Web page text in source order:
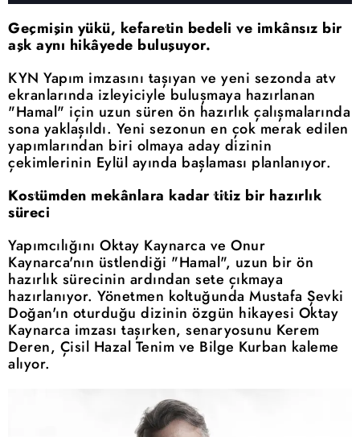
Geçmişin yükü, kefaretin bedeli ve imkânsız bir
aşk aynı hikâyede buluşuyor.
KYN Yapım imzasını taşıyan ve yeni sezonda atv
ekranlarında izleyiciyle buluşmaya hazırlanan
"Hamal" için uzun süren ön hazırlık çalışmalarında
sona yaklaşıldı. Yeni sezonun en çok merak edilen
yapımlarından biri olmaya aday dizinin
çekimlerinin Eylül ayında başlaması planlanıyor.
Kostümden mekânlara kadar titiz bir hazırlık
süreci
Yapımcılığını Oktay Kaynarca ve Onur
Kaynarca'nın üstlendiği "Hamal", uzun bir ön
hazırlık sürecinin ardından sete çıkmaya
hazırlanıyor. Yönetmen koltuğunda Mustafa Şevki
Doğan'ın oturduğu dizinin özgün hikayesi Oktay
Kaynarca imzası taşırken, senaryosunu Kerem
Deren, Çisil Hazal Tenim ve Bilge Kurban kaleme
alıyor.